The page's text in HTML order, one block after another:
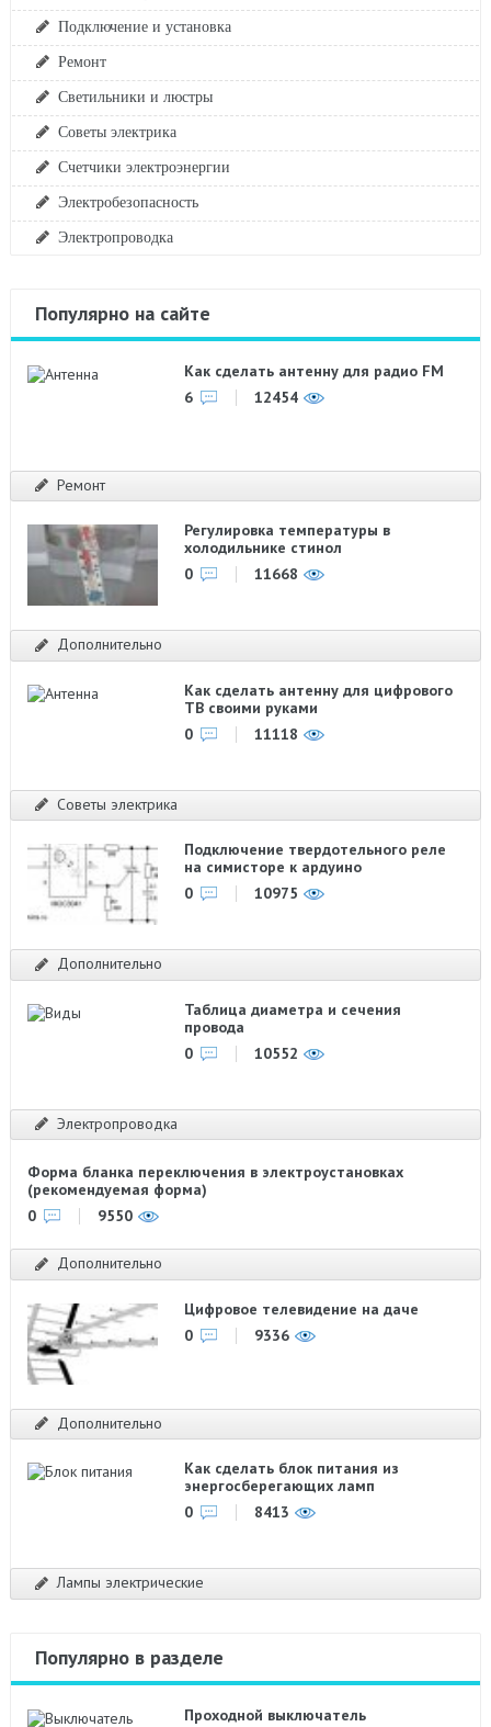
Подключение и установка
Ремонт
Светильники и люстры
Советы электрика
Счетчики электроэнергии
Электробезопасность
Электропроводка
Популярно на сайте
Как сделать антенну для радио FM
6
12454
Ремонт
Регулировка температуры в
холодильнике стинол
0
11668
Дополнительно
Как сделать антенну для цифрового
ТВ своими руками
0
11118
Советы электрика
Подключение твердотельного реле
на симисторе к ардуино
0
10975
Дополнительно
Таблица диаметра и сечения
провода
0
10552
Электропроводка
Форма бланка переключения в электроустановках
(рекомендуемая форма)
0
9550
Дополнительно
Цифровое телевидение на даче
0
9336
Дополнительно
Как сделать блок питания из
энергосберегающих ламп
0
8413
Лампы электрические
Популярно в разделе
Проходной выключатель